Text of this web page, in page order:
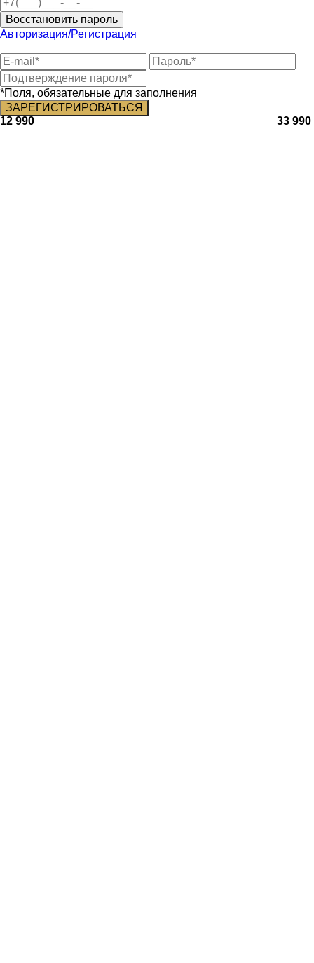
12 990 33 990
Восстановить пароль
Авторизация/Регистрация
*Поля, обязательные для заполнения